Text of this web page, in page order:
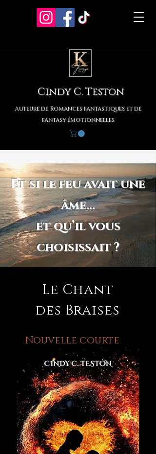
Cindy C. Teston
Auteure de Romances fantastiques et de
fantasy émotionnelles
Et si le feu avait une
âme…
et qu’il vous
choisissait ?
Le Chant
des Braises
Nouvelle courte